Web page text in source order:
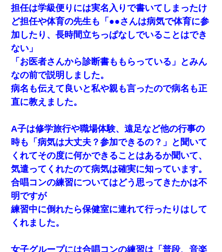
担任は学級便りには実名入りで書いてしまったけ
ど担任や体育の先生も「●●さんは病気で体育に参
加したり、長時間立ちっぱなしでいることはでき
ない」
「お医者さんから診断書ももらっている」とみん
なの前で説明しました。
病名も伝えて良いと私や親も言ったので病名も正
直に教えました。
A子は修学旅行や職場体験、遠足など他の行事の
時も「病気は大丈夫？参加できるの？」と聞いて
くれてその度に何かできることはあるか聞いて、
気遣ってくれたのて病気は確実に知っています。
合唱コンの練習についてはどう思ってきたかは不
明ですが
練習中に倒れたら保健室に連れて行ったりはして
くれました。
女子グループには合唱コンの練習は「普段、音楽